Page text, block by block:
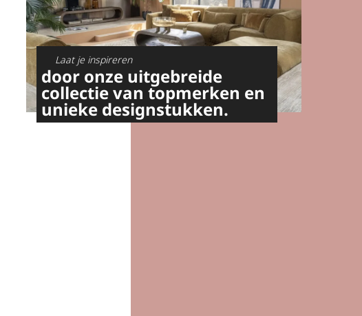
Laat je inspireren
door onze uitgebreide
collectie van topmerken en
unieke designstukken.